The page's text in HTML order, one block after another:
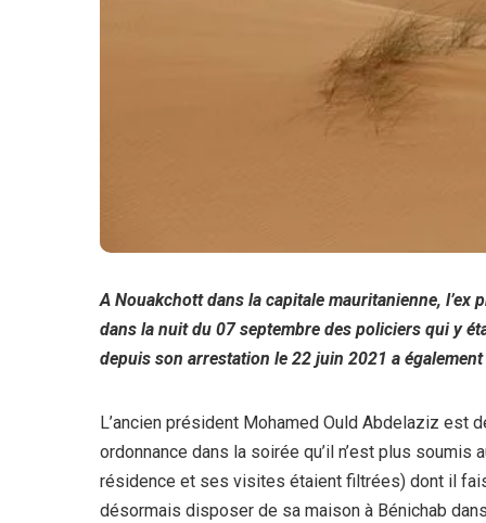
A Nouakchott dans la capitale mauritanienne,
dans la nuit du 07 septembre des policiers qui y
depuis son arrestation le 22 juin 2021 a également
L’ancien président Mohamed Ould Abdelaziz est
ordonnance dans la soirée qu’il n’est plus
résidence et ses visites étaient filtrées) dont il
désormais disposer de sa maison à Bénichab